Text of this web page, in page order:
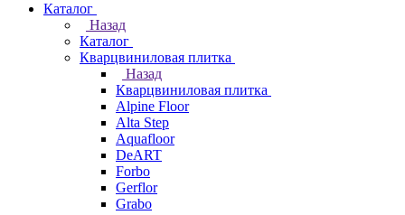
Каталог
Назад
Каталог
Кварцвиниловая плитка
Назад
Кварцвиниловая плитка
Alpine Floor
Alta Step
Aquafloor
DeART
Forbo
Gerflor
Grabo